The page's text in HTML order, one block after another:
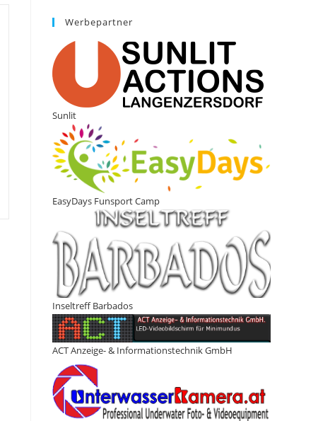
Werbepartner
Sunlit
EasyDays Funsport Camp
Inseltreff Barbados
ACT Anzeige- & Informationstechnik GmbH